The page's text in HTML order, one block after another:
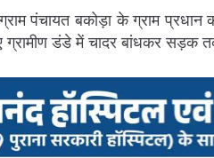
पंचायत बकोड़ा के ग्राम
ग्रामीण डंडे में चादर बांधकर सड़क